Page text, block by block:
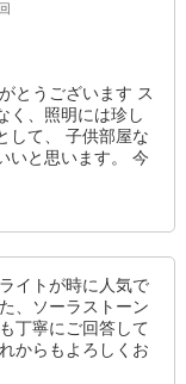
とうございます ス
く、照明には珍し
して、 子供部屋な
いと思います。 今
イトが時に人気で
、ソーラストーン
丁寧にご回答して
からもよろしくお